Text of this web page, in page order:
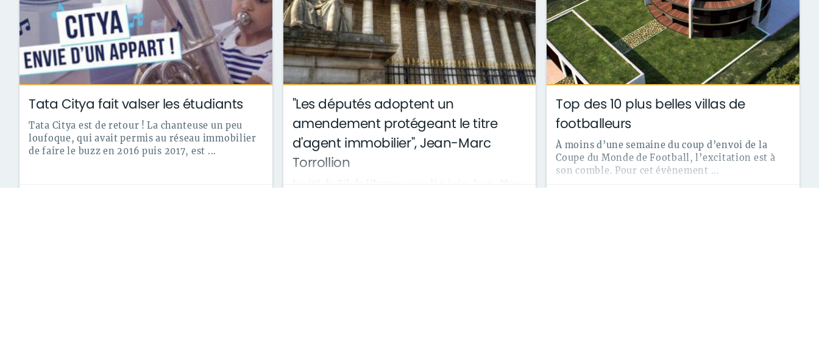
Tata Citya fait valser les étudiants
Tata Citya est de retour ! La chanteuse un peu
loufoque, qui avait permis au réseau immobilier
de faire le buzz en 2016 puis 2017, est ...
"Les députés adoptent un
amendement protégeant le titre
d'agent immobilier", Jean-Marc
Torrollion
Top des 10 plus belles villas de
footballeurs
À moins d’une semaine du coup d’envoi de la
Coupe du Monde de Football, l’excitation est à
son comble. Pour cet évènement ...